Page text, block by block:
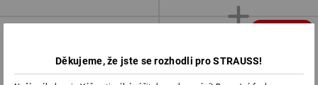
Děkujeme, že jste se rozhodli pro STRAUSS!